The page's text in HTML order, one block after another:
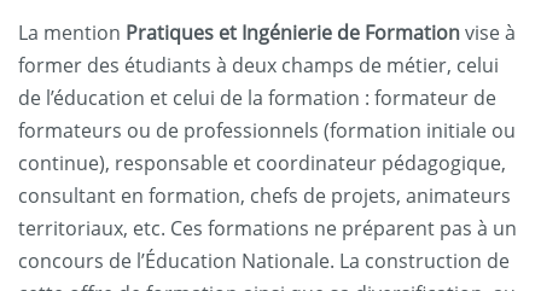
La mention Pratiques et Ingénierie de Formationvise à
former des étudiants à deux champs de métier, celui
de l’éducation et celui de la formation : formateur de
formateurs ou de professionnels (formation initiale ou
continue), responsable et coordinateur pédagogique,
consultant en formation, chefs de projets, animateurs
territoriaux, etc. Ces formations ne préparent pas à un
concours de l’Éducation Nationale. La construction de